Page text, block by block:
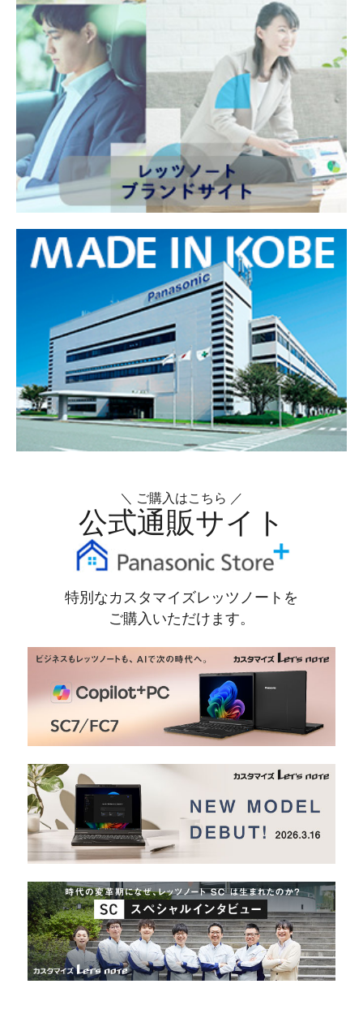
＼ ご購入はこちら ／
公式通販サイト
特別なカスタマイズレッツノートを
ご購入いただけます。